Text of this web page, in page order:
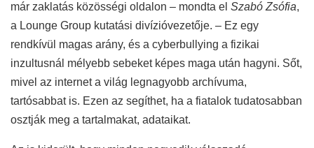
már zaklatás közösségi oldalon – mondta el Szabó Zsófia,
a Lounge Group kutatási divízióvezetője. – Ez egy
rendkívül magas arány, és a cyberbullying a fizikai
inzultusnál mélyebb sebeket képes maga után hagyni. Sőt,
mivel az internet a világ legnagyobb archívuma,
tartósabbat is. Ezen az segíthet, ha a fiatalok tudatosabban
osztják meg a tartalmakat, adataikat.